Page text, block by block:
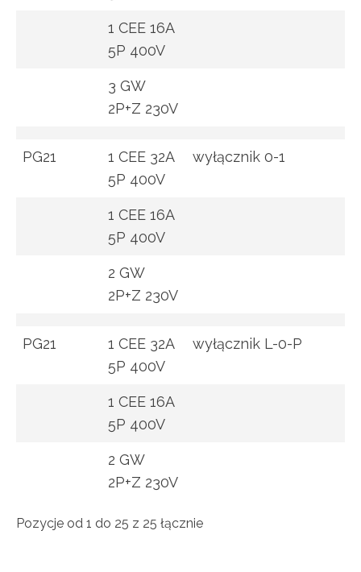
1 CEE 16A
5P 400V
3 GW
2P+Z 230V
PG21
1 CEE 32A
5P 400V
wyłącznik 0-1
1 CEE 16A
5P 400V
2 GW
2P+Z 230V
PG21
1 CEE 32A
5P 400V
wyłącznik L-0-P
1 CEE 16A
5P 400V
2 GW
2P+Z 230V
Pozycje od 1 do 25 z 25 łącznie